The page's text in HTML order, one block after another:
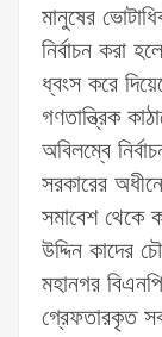
মানুষের
নির্বাচন করা
ধ্বংস করে
গণতান্ত্রিক
অবিলম্বে
সরকারের
সমাবেশ থেকে
উদ্দিন কাদের
মহানগর
গ্রেফতারকৃত